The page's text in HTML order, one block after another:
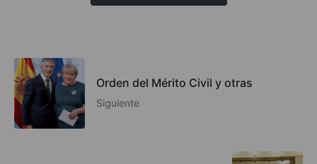
Orden del Mérito Civil y otras
Siguiente